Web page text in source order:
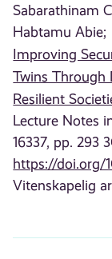
Sabarathinam
Habtamu Abie;
Improving
Twins Through
Resilient
Lecture Notes
16337, pp. 293
https://doi.org/
Vitenskapelig